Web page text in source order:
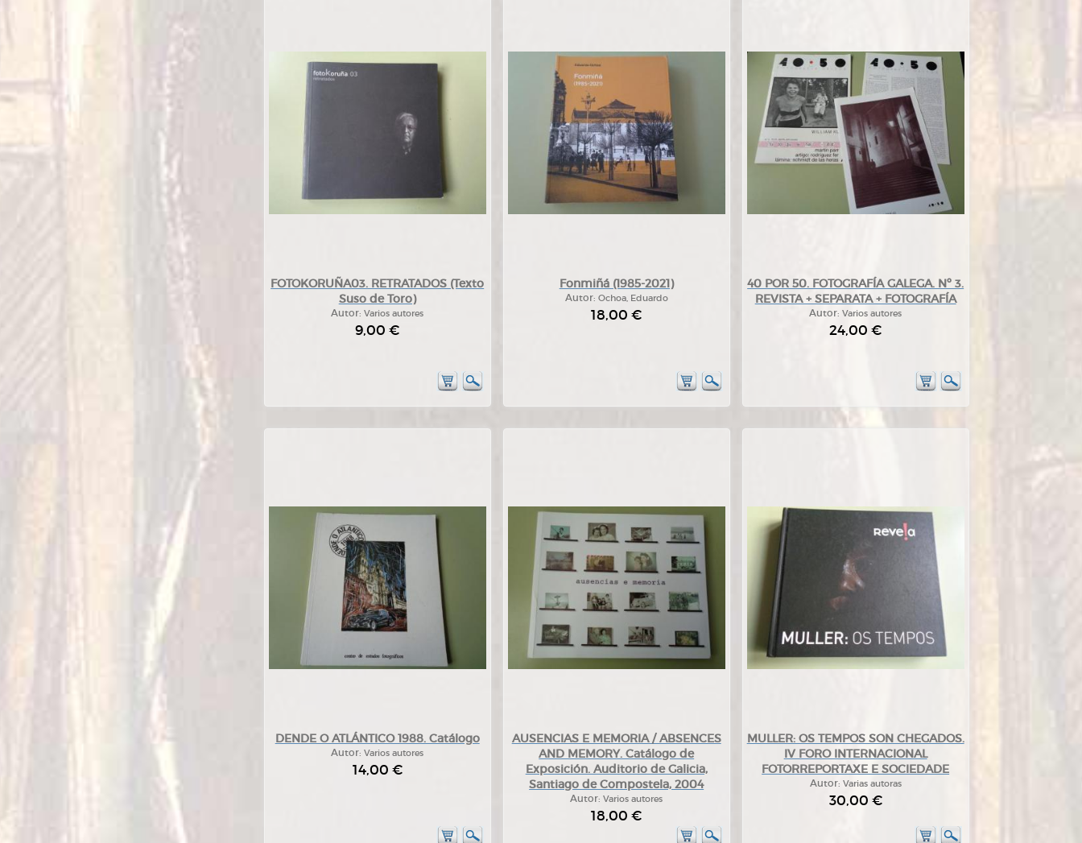
FOTOKORUÑA03. RETRATADOS (Texto
Suso de Toro)
Autor:Varios autores
9,00 €
Fonmiñá (1985-2021)
Autor: Ochoa, Eduardo
18,00 €
40 POR 50. FOTOGRAFÍA GALEGA. Nº 3.
REVISTA + SEPARATA + FOTOGRAFÍA
Autor:Varios autores
24,00 €
DENDE O ATLÁNTICO 1988. Catálogo
Autor:Varios autores
14,00 €
AUSENCIAS E MEMORIA / ABSENCES
AND MEMORY. Catálogo de
Exposición. Auditorio de Galicia,
Santiago de Compostela, 2004
Autor:Varios autores
18,00 €
MULLER: OS TEMPOS SON CHEGADOS.
IV FORO INTERNACIONAL
FOTORREPORTAXE E SOCIEDADE
Autor: Varias autoras
30,00 €